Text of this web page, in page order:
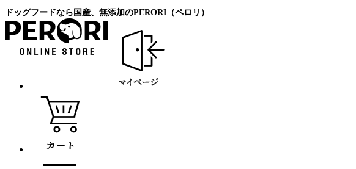
ドッグフードなら国産、無添加のPERORI（ペロリ）